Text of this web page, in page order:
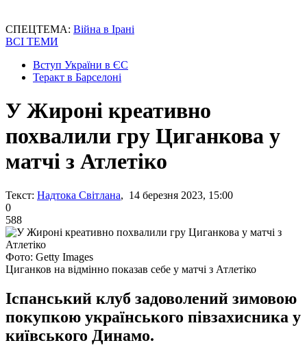
СПЕЦТЕМА: Війна в Ірані
ВСІ ТЕМИ
Вступ України в ЄС
Теракт в Барселоні
У Жироні креативно
похвалили гру Циганкова у
матчі з Атлетіко
Текст: Надтока Світлана, 14 березня 2023, 15:00
0
588
Фото: Getty Images
Циганков на відмінно показав себе у матчі з Атлетіко
Іспанський клуб задоволений зимовою
покупкою українського півзахисника у
київського Динамо.